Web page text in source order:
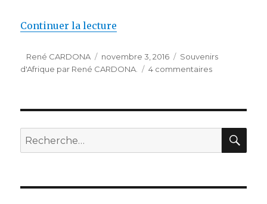
Continuer la lecture
Auteur
René CARDONA
Publié
le
novembre 3, 2016 Catégories
Souvenirs
d'Afrique par René CARDONA.
4 commentairessur
SUR
SORCIERS
Recherche
pour :